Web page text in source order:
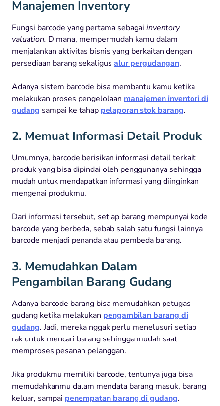
Manajemen Inventory
Fungsi barcode yang pertama sebagai inventory
valuation. Dimana, mempermudah kamu dalam
menjalankan aktivitas bisnis yang berkaitan dengan
persediaan barang sekaligus alur pergudangan.
Adanya sistem barcode bisa membantu kamu ketika
melakukan proses pengelolaan manajemen inventori di
gudang sampai ke tahap pelaporan stok barang.
2. Memuat Informasi Detail Produk
Umumnya, barcode berisikan informasi detail terkait
produk yang bisa dipindai oleh penggunanya sehingga
mudah untuk mendapatkan informasi yang diinginkan
mengenai produkmu.
Dari informasi tersebut, setiap barang mempunyai kode
barcode yang berbeda, sebab salah satu fungsi lainnya
barcode menjadi penanda atau pembeda barang.
3. Memudahkan Dalam
Pengambilan Barang Gudang
Adanya barcode barang bisa memudahkan petugas
gudang ketika melakukan pengambilan barang di
gudang. Jadi, mereka nggak perlu menelusuri setiap
rak untuk mencari barang sehingga mudah saat
memproses pesanan pelanggan.
Jika produkmu memiliki barcode, tentunya juga bisa
memudahkanmu dalam mendata barang masuk, barang
keluar, sampai penempatan barang di gudang.